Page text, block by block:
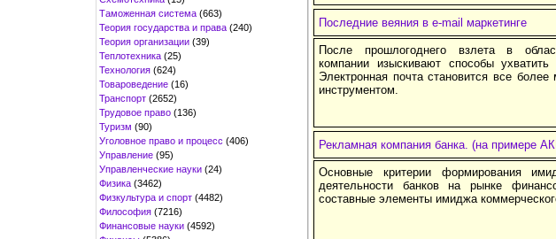
Таможенная система (663)
Теория государства и права (240)
Теория организации (39)
Теплотехника (25)
Технология (624)
Товароведение (16)
Транспорт (2652)
Трудовое право (136)
Туризм (90)
Уголовное право и процесс (406)
Управление (95)
Управленческие науки (24)
Физика (3462)
Физкультура и спорт (4482)
Философия (7216)
Финансовые науки (4592)
Последние веяния в e-mail маркетинге
После прошлогоднего взлета в
компании изыскивают способы ухватить
Электронная почта становится все
инструментом.
Рекламная компания банка. (на примере
Основные критерии формирования
деятельности банков на рынке
составные элементы имиджа